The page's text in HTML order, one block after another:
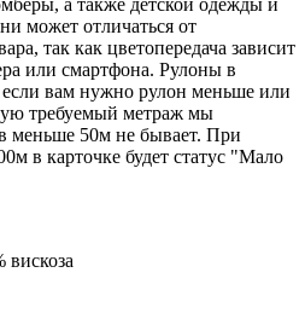
а также детской одежды и
может отличаться от
так как цветопередача зависит
или смартфона. Рулоны в
вам нужно рулон меньше или
требуемый метраж мы
меньше 50м не бывает. При
в карточке будет статус "Мало
вискоза